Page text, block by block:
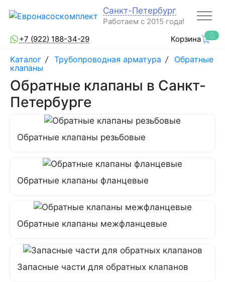
Санкт-Петербург
Работаем с 2015 года!
+7 (922) 188-34-29
Корзина 0
Каталог / Трубопроводная арматура / Обратные
клапаны
Обратные клапаны в Санкт-
Петербурге
Обратные клапаны резьбовые
Обратные клапаны фланцевые
Обратные клапаны межфланцевые
Запасные части для обратных клапанов